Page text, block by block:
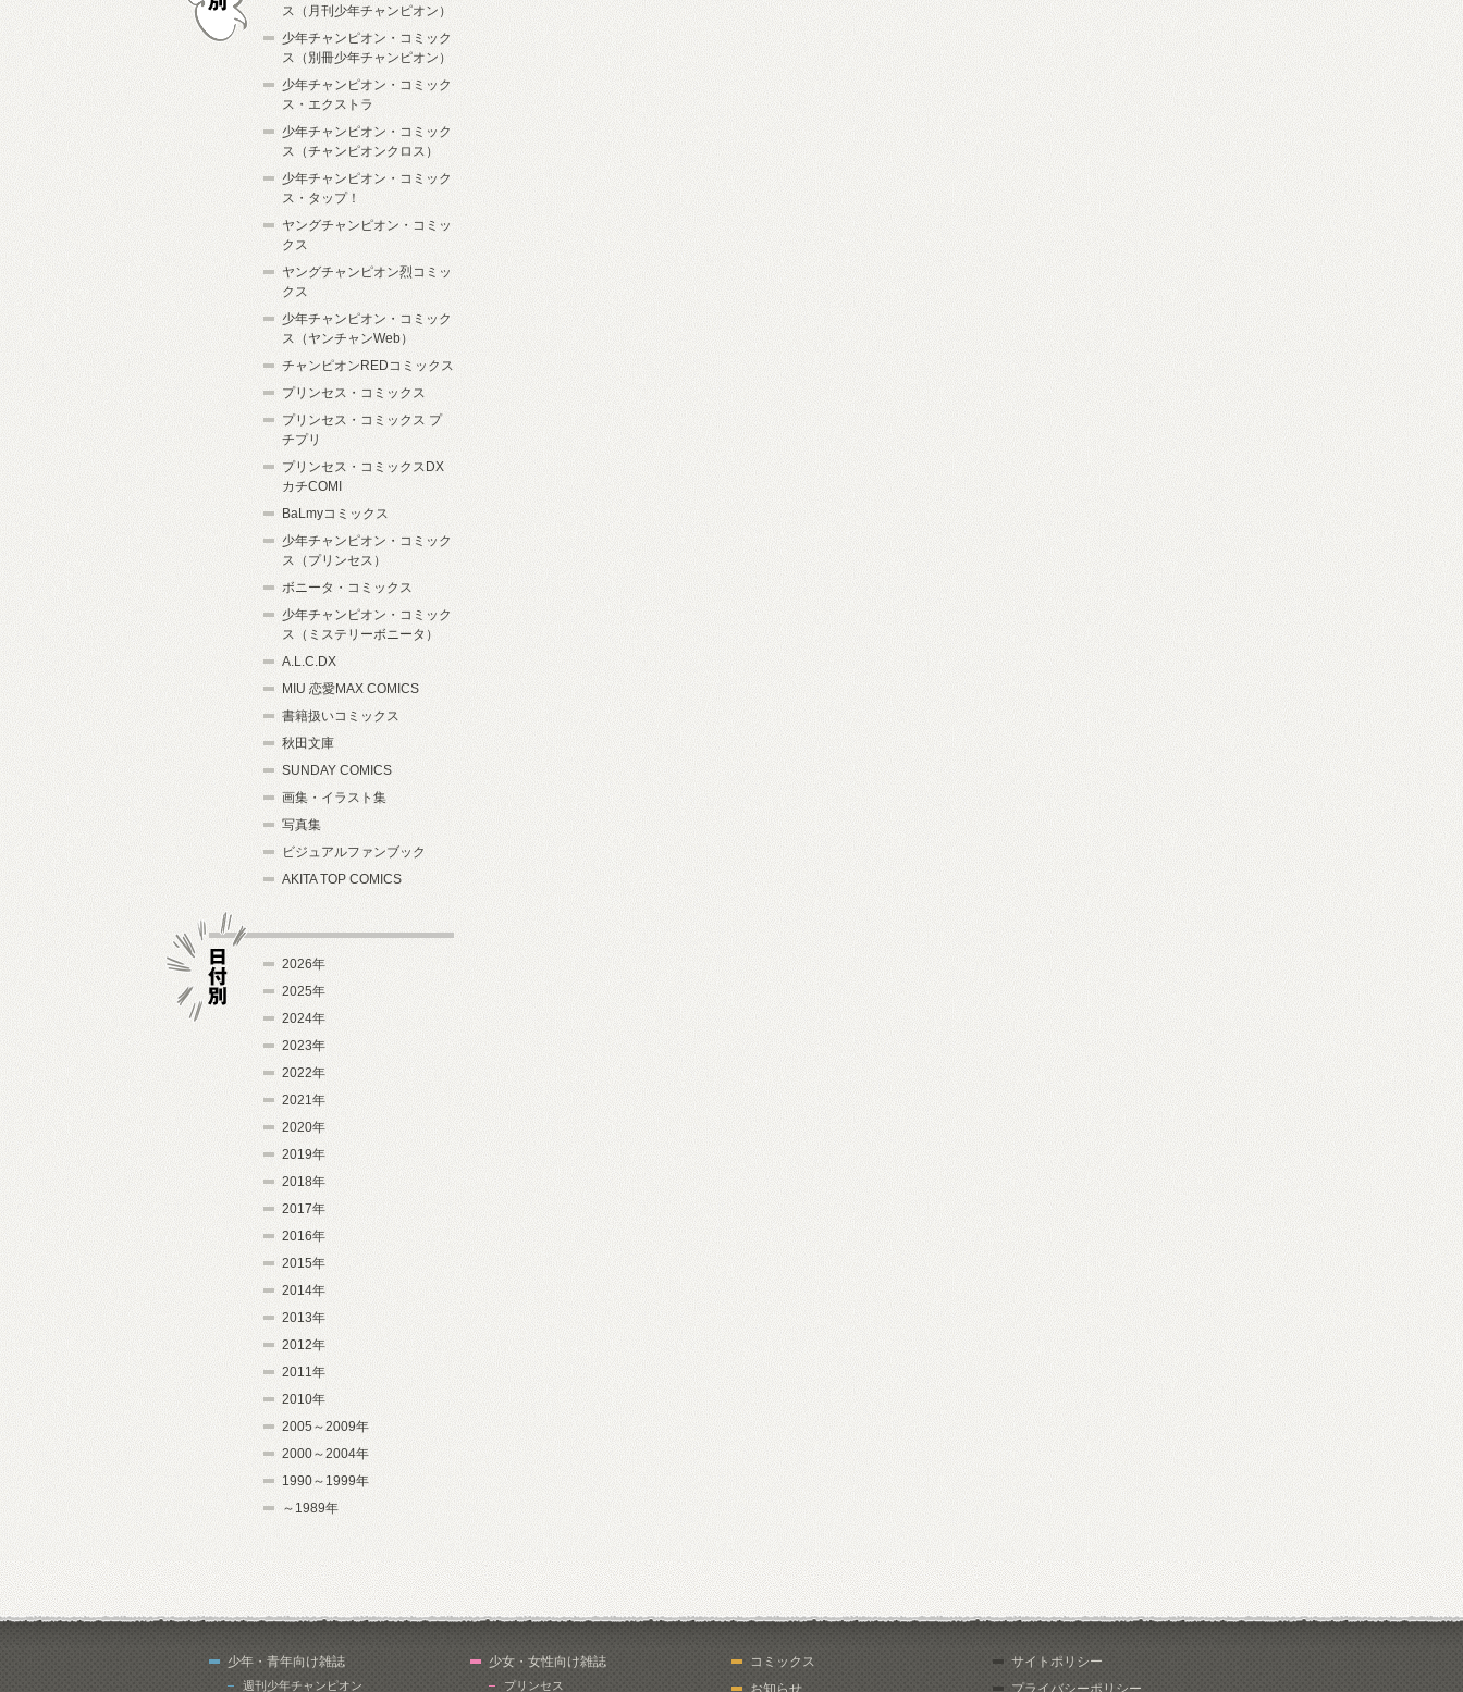
ス（月刊少年チャンピオン）
少年チャンピオン・コミック
ス（別冊少年チャンピオン）
少年チャンピオン・コミック
ス・エクストラ
少年チャンピオン・コミック
ス（チャンピオンクロス）
少年チャンピオン・コミック
ス・タップ！
ヤングチャンピオン・コミッ
クス
ヤングチャンピオン烈コミッ
クス
少年チャンピオン・コミック
ス（ヤンチャンWeb）
チャンピオンREDコミックス
プリンセス・コミックス
プリンセス・コミックス プ
チプリ
プリンセス・コミックスDX
カチCOMI
BaLmyコミックス
少年チャンピオン・コミック
ス（プリンセス）
ボニータ・コミックス
少年チャンピオン・コミック
ス（ミステリーボニータ）
A.L.C.DX
MIU 恋愛MAX COMICS
書籍扱いコミックス
秋田文庫
SUNDAY COMICS
画集・イラスト集
写真集
ビジュアルファンブック
AKITA TOP COMICS
2026年
2025年
2024年
2023年
2022年
2021年
2020年
2019年
2018年
2017年
2016年
2015年
2014年
2013年
2012年
2011年
2010年
2005～2009年
2000～2004年
1990～1999年
～1989年
少年・青年向け雑誌
週刊少年チャンピオン
少女・女性向け雑誌
プリンセス
コミックス
お知らせ
サイトポリシー
プライバシーポリシー